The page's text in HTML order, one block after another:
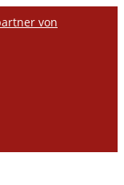
von